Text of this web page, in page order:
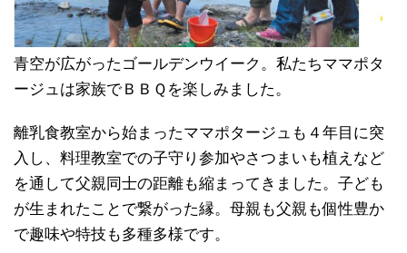
青空が広がったゴールデンウイーク。私たちママポタ
ージュは家族でＢＢＱを楽しみました。
離乳食教室から始まったママポタージュも４年目に突
入し、料理教室での子守り参加やさつまいも植えなど
を通して父親同士の距離も縮まってきました。子ども
が生まれたことで繋がった縁。母親も父親も個性豊か
で趣味や特技も多種多様です。